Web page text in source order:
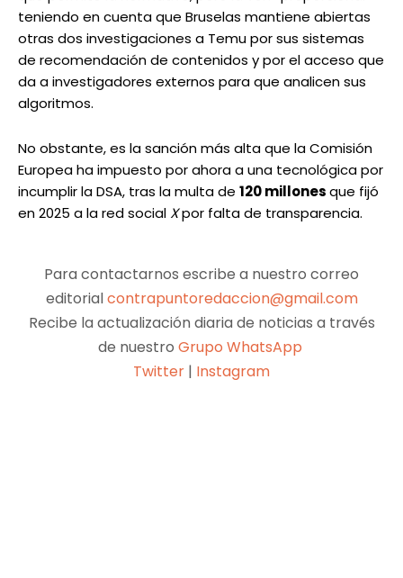
teniendo en cuenta que Bruselas mantiene abiertas
otras dos investigaciones a Temu por sus sistemas
de recomendación de contenidos y por el acceso que
da a investigadores externos para que analicen sus
algoritmos.
No obstante, es la sanción más alta que la Comisión
Europea ha impuesto por ahora a una tecnológica por
incumplir la DSA, tras la multa de 120 millonesque fijó
en 2025 a la red social Xpor falta de transparencia.
Para contactarnos escribe a nuestro correo
editorialcontrapuntoredaccion@gmail.com
Recibe la actualización diaria de noticias a través
de nuestro Grupo WhatsApp
Twitter | Instagram